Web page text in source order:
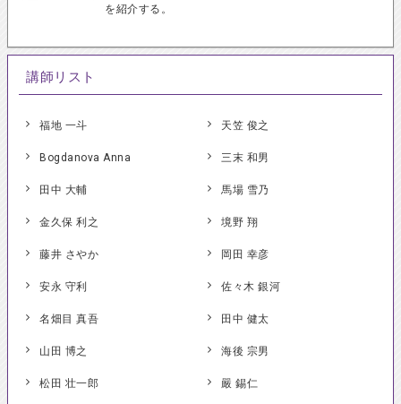
を紹介する。
講師リスト
福地 一斗 天笠 俊之
Bogdanova Anna 三末 和男
田中 大輔 馬場 雪乃
金久保 利之 境野 翔
藤井 さやか 岡田 幸彦
安永 守利 佐々木 銀河
名畑目 真吾 田中 健太
山田 博之 海後 宗男
松田 壮一郎 嚴 錫仁